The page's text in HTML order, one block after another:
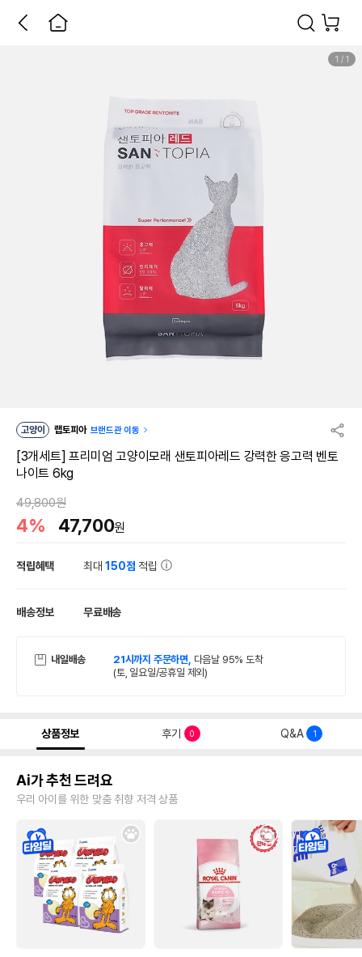
1 / 1
고양이 랩토피아 브랜드관 이동
[3개세트] 프리미엄 고양이모래 샌토피아레드 강력한 응고력 벤토
나이트 6kg
49,800원
4% 47,700원
적립혜택 최대150점 적립
배송정보 무료배송
내일배송 21시까지 주문하면, 다음날 95% 도착
(토, 일요일/공휴일 제외)
상품정보 후기 0 Q&A 1
Ai가 추천 드려요
우리 아이를 위한 맞춤 취향 저격 상품